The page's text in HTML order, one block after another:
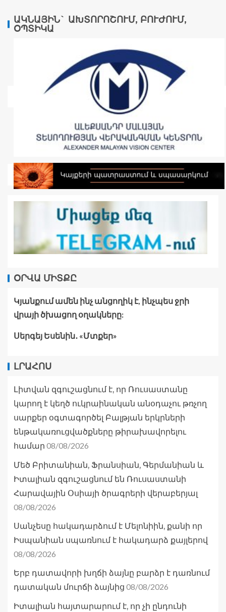
ԱԿՆԱՅԻՆ` ԱԽՏՈՐՈՇՈՒՄ, ԲՈՒԺՈՒՄ,
ՕՊՏԻԿԱ
ՕՐՎԱ ՄԻՏՔԸ
Կյանքում ամեն ինչ անցողիկ է, ինչպես ջրի
վրայի ծխացող օղակները:
Սերգեյ Եսենին․ «Մտքեր»
ԼՐԱՀՈՍ
Լիտվան զգուշացնում է, որ Ռուսաստանը
կարող է կեղծ ուկրաինական անօդաչու թռչող
սարքեր օգտագործել Բալթյան երկրների
ենթակառուցվածքները թիրախավորելու
համար 08/08/2026
Մեծ Բրիտանիան, Ֆրանսիան, Գերմանիան և
Իտալիան զգուշացնում են Ռուսաստանի
Հարավային Օսիայի ծրագրերի վերաբերյալ
08/08/2026
Սանչեսը հակադարձում է Մելոնիին, քանի որ
Իսպանիան սպառնում է հակադարձ քայլերով
08/08/2026
Երբ դատավորի խղճի ձայնը բարձր է դառնում
դատական մուրճի ձայնից 08/08/2026
Իտալիան հայտարարում է, որ չի ընդունի